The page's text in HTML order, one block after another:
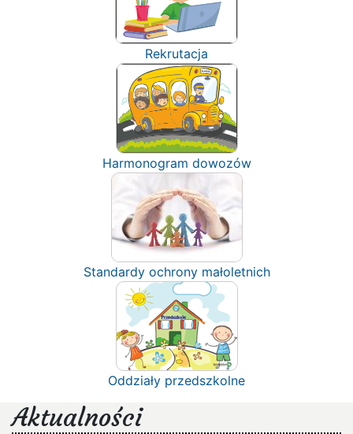
Rekrutacja
Harmonogram dowozów
Standardy ochrony małoletnich
Oddziały przedszkolne
Aktualności